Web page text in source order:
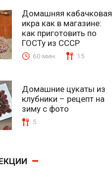
Домашняя кабачковая
икра как в магазине:
как приготовить по
ГОСТу из СССР
60 мин. 15
Домашние цукаты из
клубники – рецепт на
зиму с фото
5